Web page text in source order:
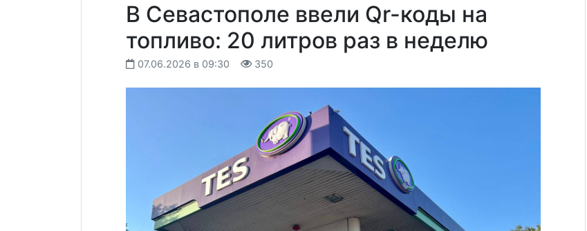
В Севастополе ввели Qr-коды на
топливо: 20 литров раз в неделю
07.06.2026 в 09:30 350